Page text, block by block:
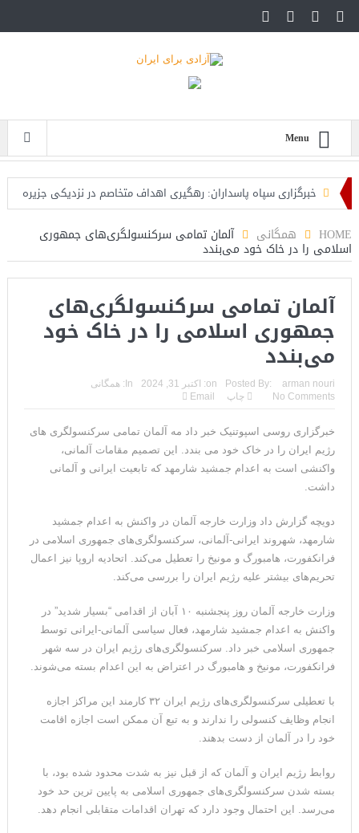
Menu
خبرگزاری سپاه پاسداران: رهگیری اهداف متخاصم در نزدیکی جزیره
تحلیلگر حکومتی: تفاهم هرمز پایان بحران نیست؛ خطر جنگ همچنان
پابرجاست
ایران؛ واکنش ترامپ و معاونش به اقدام تفرقه‌افکنان/سفر ژنرال
منیر به عربستان
مقاله: اپوزیسیون بی‌راه‌حل؛ وقتی دشمنی با پهلوی جای نجات
ایران را می‌گیرد
۱۰ تریلیون دلار؛ چگونه جرایم سایبری به سومین اقتصاد بزرگ جهان
تبدیل شد؟
جمهوری‌خواهان است
تنگه هرمز؛ از سخنان تازه ترامپ چنین برمیآید که توافقی به دست
نیامده است
فیلم؛ هشدار قاطعانه نتانیاهو به پاسدار احمد وحیدی، سرکرده
سپاه پاسداران
سنتکام: ما همچنان به اعمال محاصره علیه رژیم ایران ادامه
می‌دهیم
HOME همگانی آلمان تمامی سرکنسولگری‌های جمهوری
اسلامی را در خاک خود می‌بندد
آلمان تمامی سرکنسولگری‌های
جمهوری اسلامی را در خاک خود
می‌بندد
Posted By: arman nouri
on: اکتبر 31, 2024 In:
همگانی
No Comments
چاپ Email
خبرگزاری روسی اسپوتنیک خبر داد مه آلمان تمامی سرکنسولگری های
رژیم ایران را در خاک خود می بندد. این تصمیم مقامات آلمانی،
واکنشی است به اعدام جمشید شارمهد که تابعیت ایرانی و آلمانی
داشت.
دویچه گزارش داد وزارت خارجه آلمان در واکنش به اعدام جمشید
شارمهد، شهروند ایرانی-آلمانی، سرکنسولگری‌های جمهوری اسلامی در
فرانکفورت، هامبورگ و مونیخ را تعطیل می‌کند. اتحادیه اروپا نیز اعمال
تحریم‌های بیشتر علیه رژیم ایران را بررسی می‌کند.
وزارت خارجه آلمان روز پنجشنبه ۱۰ آبان از اقدامی “بسیار شدید” در
واکنش به اعدام جمشید شارمهد، فعال سیاسی آلمانی­-ایرانی توسط
جمهوری اسلامی خبر داد. سرکنسولگری‌های رژیم ایران در سه شهر
فرانکفورت، مونیخ و هامبورگ در اعتراض به این اعدام بسته می‌شوند.
با تعطیلی سرکنسولگری‌های رژیم ایران ۳۲ کارمند این مراکز اجازه
انجام وظایف کنسولی را ندارند و به تبع آن ممکن است اجازه اقامت
خود را در آلمان از دست بدهند.
روابط رژیم ایران و آلمان که از قبل نیز به شدت محدود شده بود، با
بسته شدن سرکنسولگری‌های جمهوری اسلامی به پایین ترین حد خود
می‌رسد. این احتمال وجود دارد که تهران اقدامات متقابلی انجام دهد.